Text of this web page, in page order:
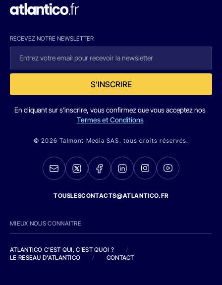
RECEVEZ NOTRE NEWSLETTER
S'INSCRIRE
En cliquant sur s'inscrire, vous confirmez que vous acceptez nos
Termes et Conditions
© 2026 Talmont Media SAS. tous droits réservés.
TOUSLESCONTACTS@ATLANTICO.FR
MIEUX NOUS CONNAITRE
ATLANTICO C'EST QUI, C'EST QUOI ?
/
LE RESEAU D'ATLANTICO
/ CONTACT